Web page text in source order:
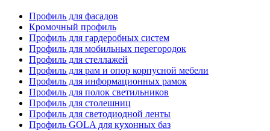
Профиль для фасадов
Кромочный профиль
Профиль для гардеробных систем
Профиль для мобильных перегородок
Профиль для стеллажей
Профиль для рам и опор корпусной мебели
Профиль для информационных рамок
Профиль для полок светильников
Профиль для столешниц
Профиль для светодиодной ленты
Профиль GOLA для кухонных баз